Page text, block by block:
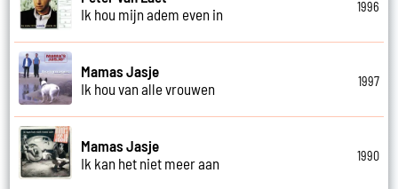
Ik hou mijn adem even in
1996
Mamas Jasje
Ik hou van alle vrouwen
1997
Mamas Jasje
Ik kan het niet meer aan
1990